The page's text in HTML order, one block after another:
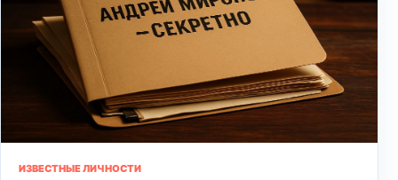
ИЗВЕСТНЫЕ ЛИЧНОСТИ